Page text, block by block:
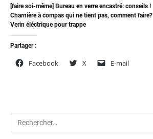
[faire soi-même] Bureau en verre encastré: conseils !
Charnière à compas qui ne tient pas, comment faire?
Verin éléctrique pour trappe
Partager :
Facebook X E-mail